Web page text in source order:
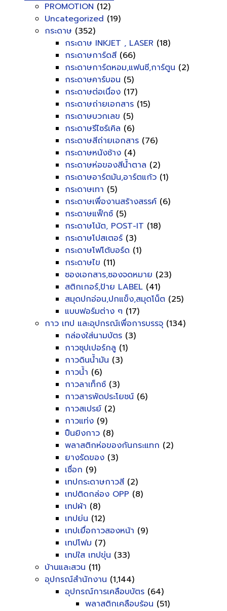
PROMOTION (12)
Uncategorized (19)
กระดาษ (352)
กระดาษ INKJET , LASER (18)
กระดาษการ์ดสี (66)
กระดาษการ์ดหอม,แฟนซี,การ์ตูน (2)
กระดาษคาร์บอน (5)
กระดาษต่อเนื่อง (17)
กระดาษถ่ายเอกสาร (15)
กระดาษบวกเลข (5)
กระดาษรีไซร์เคิล (6)
กระดาษสีถ่ายเอกสาร (76)
กระดาษหนังช้าง (4)
กระดาษห่อของสีน้ำตาล (2)
กระดาษอาร์ตมัน,อาร์ตแก้ว (1)
กระดาษเทา (5)
กระดาษเพื่องานสร้างสรรค์ (6)
กระดาษแฟ็กซ์ (5)
กระดาษโน้ต, POST-IT (18)
กระดาษโปสเตอร์ (3)
กระดาษโฟโต้บอร์ด (1)
กระดาษไข (11)
ซองเอกสาร,ซองจดหมาย (23)
สติกเกอร์,ป้าย LABEL (41)
สมุดปกอ่อน,ปกแข็ง,สมุดโน็ต (25)
แบบฟอร์มต่าง ๆ (17)
กาว เทป และอุปกรณ์เพื่อการบรรจุ (134)
กล่องใส่นามบัตร (3)
กาวซุปเปอร์กลู (1)
กาวดินน้ำมัน (3)
กาวน้ำ (6)
กาวลาเท็กซ์ (3)
กาวสารพัดประโยชน์ (6)
กาวสเปรย์ (2)
กาวแท่ง (9)
ปืนยิงกาว (8)
พลาสติกห่อของกันกระแทก (2)
ยางรัดของ (3)
เชื่อก (9)
เทปกระดาษกาวสี (2)
เทปติดกล่อง OPP (8)
เทปผ้า (8)
เทปย่น (12)
เทปเยื่อกาวสองหน้า (9)
เทปโฟม (7)
เทปใส เทปขุ่น (33)
บ้านและสวน (11)
อุปกรณ์สำนักงาน (1,144)
อุปกรณ์การเคลือบบัตร (64)
พลาสติกเคลือบร้อน (51)